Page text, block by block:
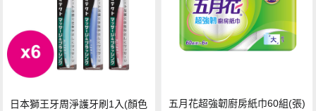
日本獅王牙周淨護牙刷1入(顏色
五月花超強韌廚房紙巾60組(張)